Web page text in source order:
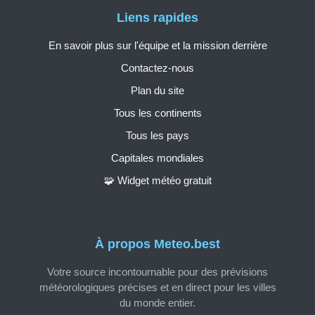
À propos Meteo.best
Votre source incontournable pour des prévisions
météorologiques précises et en direct pour les villes
du monde entier.
Liens rapides
En savoir plus sur l'équipe et la mission derrière
Contactez-nous
Plan du site
Tous les continents
Tous les pays
Capitales mondiales
🧩 Widget météo gratuit